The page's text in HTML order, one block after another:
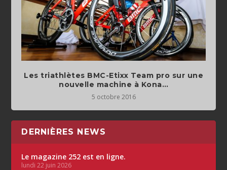
Les triathlètes BMC-Etixx Team pro sur une
nouvelle machine à Kona…
5 octobre 2016
DERNIÈRES NEWS
Le magazine 252 est en ligne.
lundi 22 juin 2026